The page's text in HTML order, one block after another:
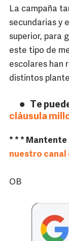
La campaña
secundarias y
superior, para
este tipo de
escolares han
distintos
Te
cláusula
* * *
nuestro canal
OB